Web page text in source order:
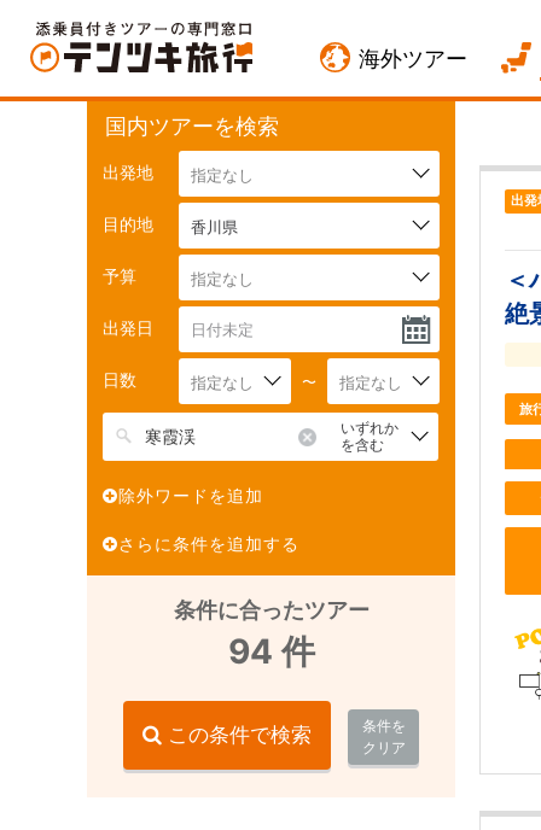
海外ツアー
国内ツアーを検索
出発地 指定なし
目的地 香川県
予算 指定なし
出発日
日数 指定なし 〜 指定なし
いずれか
を含む
除外ワードを追加
さらに条件を追加する
条件に合ったツアー
94 件
この条件で検索
条件を
クリア
出発
＜
絶
旅